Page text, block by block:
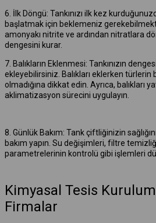
6. İlk Döngü: Tankınızı ilk kez
başlatmak için beklemeniz
amonyakı nitrite ve ardından nitratlara
dengesini kurar.
7. Balıkların Eklenmesi: Tankınızın
ekleyebilirsiniz. Balıkları eklerken
olmadığına dikkat edin. Ayrıca, balıkları
aklimatizasyon sürecini uygulayın.
8. Günlük Bakım: Tank çiftliğinizin
bakım yapın. Su değişimleri, filtre
parametrelerinin kontrolü gibi işlemleri
Kimyasal Tesis
Firmalar